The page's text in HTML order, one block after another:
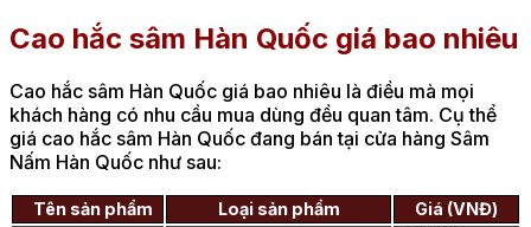
Cao hắc sâm Hàn Quốc giá bao nhiêu
Cao hắc sâm Hàn Quốc giá bao nhiêu là điều mà mọi
khách hàng có nhu cầu mua dùng đều quan tâm. Cụ thể
giá cao hắc sâm Hàn Quốc đang bán tại cửa hàng Sâm
Nấm Hàn Quốc như sau:
Tên sản phẩm Loại sản phẩm
Giá (VNĐ)